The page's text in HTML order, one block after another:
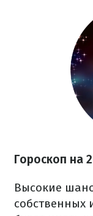
Гороскоп на
Высокие
собственных